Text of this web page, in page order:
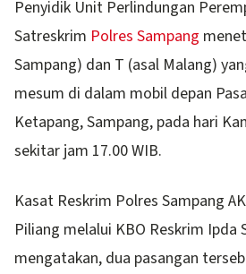
Penyidik Unit Perlindungan
Satreskrim Polres Sampang
Sampang) dan T (asal Malang)
mesum di dalam mobil depan
Ketapang, Sampang, pada hari
sekitar jam 17.00 WIB.
Kasat Reskrim Polres Sampang
Piliang melalui KBO Reskrim Ipda
mengatakan, dua pasangan